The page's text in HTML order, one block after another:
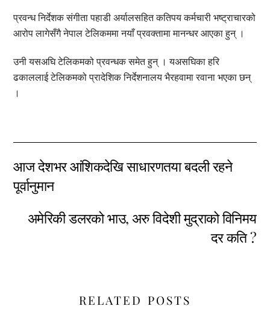
प्रवन्ध निर्देशक संगीता पहाडी अर्यालसहित कतिपय कर्मचारी भष्ट्राचारको
आरोप लागेसँगै नेपाल टेलिकममा नयाँ प्रवक्तामा मानन्धर आएका हुन् ।
उनी यसअघि टेलिकमको प्रवन्धक समेत हुन् । यअसघिका हरि
ढकाललाई टेलिकमको प्रादेशिक निर्देशनालय भैरहवामा रवाना भएका छन्
।
आज देशभर आंशिकदेखि साधारणतया बदली रहने
पूर्वानुमान
अमेरिकी डलरको भाउ, अरु विदेशी मुद्राको विनिमय
दर कति ?
RELATED POSTS